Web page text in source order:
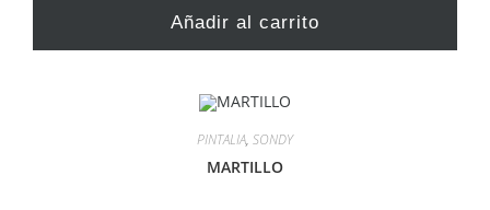
Añadir al carrito
PINTALIA, SONDY
MARTILLO